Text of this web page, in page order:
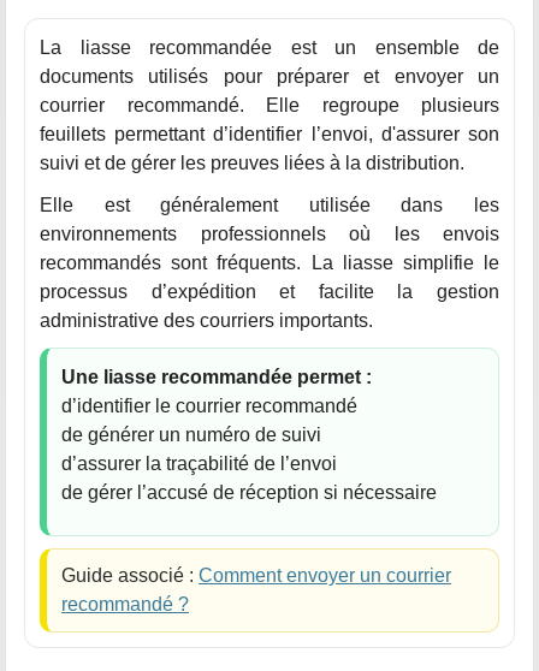
La liasse recommandée est un ensemble de
documents utilisés pour préparer et envoyer un
courrier recommandé. Elle regroupe plusieurs
feuillets permettant d’identifier l’envoi, d'assurer son
suivi et de gérer les preuves liées à la distribution.
Elle est généralement utilisée dans les
environnements professionnels où les envois
recommandés sont fréquents. La liasse simplifie le
processus d’expédition et facilite la gestion
administrative des courriers importants.
Une liasse recommandée permet :
d’identifier le courrier recommandé
de générer un numéro de suivi
d’assurer la traçabilité de l’envoi
de gérer l’accusé de réception si nécessaire
Guide associé : Comment envoyer un courrier
recommandé ?